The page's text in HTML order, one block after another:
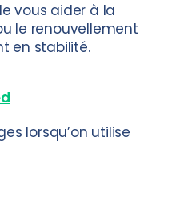
vous aider à la
le renouvellement
en stabilité.
lorsqu’on utilise